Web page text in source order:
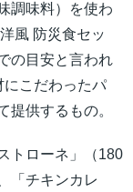
調味料）を使わ
風 防災食セッ
の目安と言われ
にこだわったパ
提供するもの。
トローネ」（180
「チキンカレ